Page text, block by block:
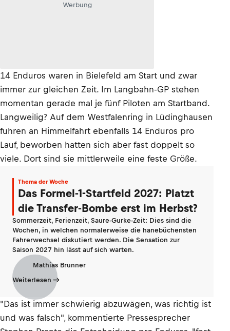
Werbung
14 Enduros waren in Bielefeld am Start und zwar
immer zur gleichen Zeit. Im Langbahn-GP stehen
momentan gerade mal je fünf Piloten am Startband.
Langweilig? Auf dem Westfalenring in Lüdinghausen
fuhren an Himmelfahrt ebenfalls 14 Enduros pro
Lauf, beworben hatten sich aber fast doppelt so
viele. Dort sind sie mittlerweile eine feste Größe.
Thema der Woche
Das Formel-1-Startfeld 2027: Platzt
die Transfer-Bombe erst im Herbst?
Sommerzeit, Ferienzeit, Saure-Gurke-Zeit: Dies sind die
Wochen, in welchen normalerweise die hanebüchensten
Fahrerwechsel diskutiert werden. Die Sensation zur
Saison 2027 hin lässt auf sich warten.
Mathias Brunner
Weiterlesen
"Das ist immer schwierig abzuwägen, was richtig ist
und was falsch", kommentierte Pressesprecher